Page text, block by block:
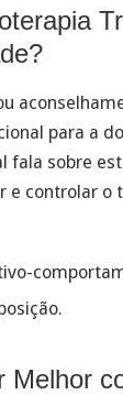
para a
fala sobre
e controlar o
Melhor